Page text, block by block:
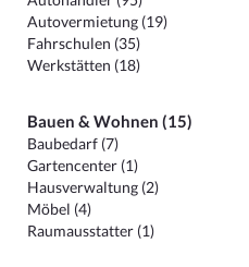
Autovermietung (19)
Fahrschulen (35)
Werkstätten (18)
Bauen & Wohnen (15)
Baubedarf (7)
Gartencenter (1)
Hausverwaltung (2)
Möbel (4)
Raumausstatter (1)